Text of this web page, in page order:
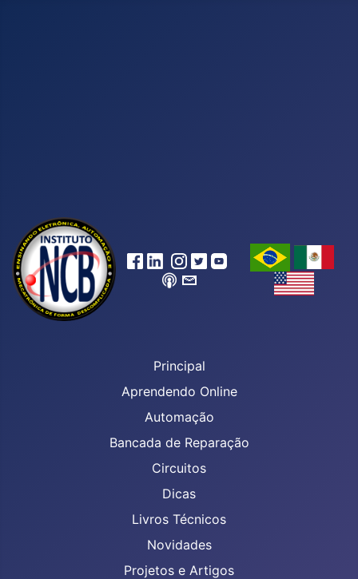
Principal
Aprendendo Online
Automação
Bancada de Reparação
Circuitos
Dicas
Livros Técnicos
Novidades
Projetos e Artigos